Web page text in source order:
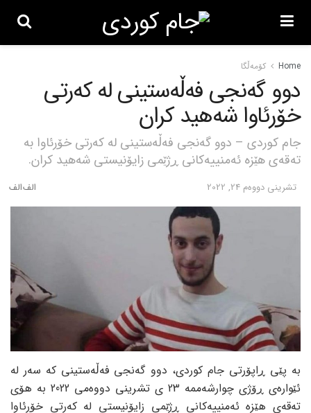
Home کۆمەڵگا
دوو گەنجی فەڵەستینی لە کەرتی
خۆرئاوا شەهید کران
جام کوردی – دوو گەنجی فەڵەستینی لە کەرتی خۆرئاوا بە
تەقەی هێزە ئەمنییەکانی ڕژێمی زایۆنیستی شەهید کران.
تشرینی دووه‌م 24, 2022
بە پێی ڕاپۆرتی جام کوردی، دوو گەنجی فەڵەستینی کە سەر لە
ئێوارەی ڕۆژی چوارشەممە 23 ی تشرینی دووەمی 2022 بە هۆی
تەقەی هێزە ئەمنییەکانی ڕژێمی زایۆنیستی لە کەرتی خۆرئاوا